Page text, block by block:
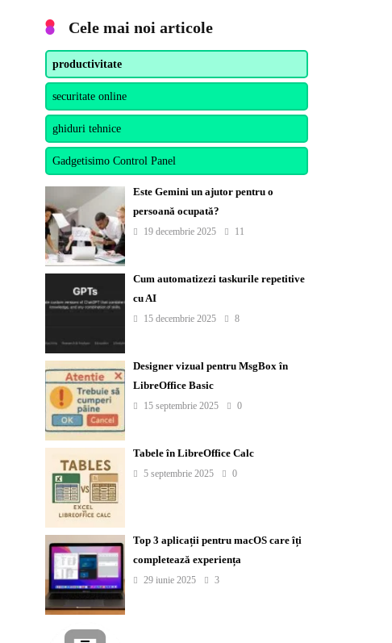
Cele mai noi articole
productivitate
securitate online
ghiduri tehnice
Gadgetisimo Control Panel
Este Gemini un ajutor pentru o
persoană ocupată?
19 decembrie 2025 11
Cum automatizezi taskurile repetitive
cu AI
15 decembrie 2025 8
Designer vizual pentru MsgBox în
LibreOffice Basic
15 septembrie 2025 0
Tabele în LibreOffice Calc
5 septembrie 2025 0
Top 3 aplicații pentru macOS care îți
completează experiența
29 iunie 2025 3